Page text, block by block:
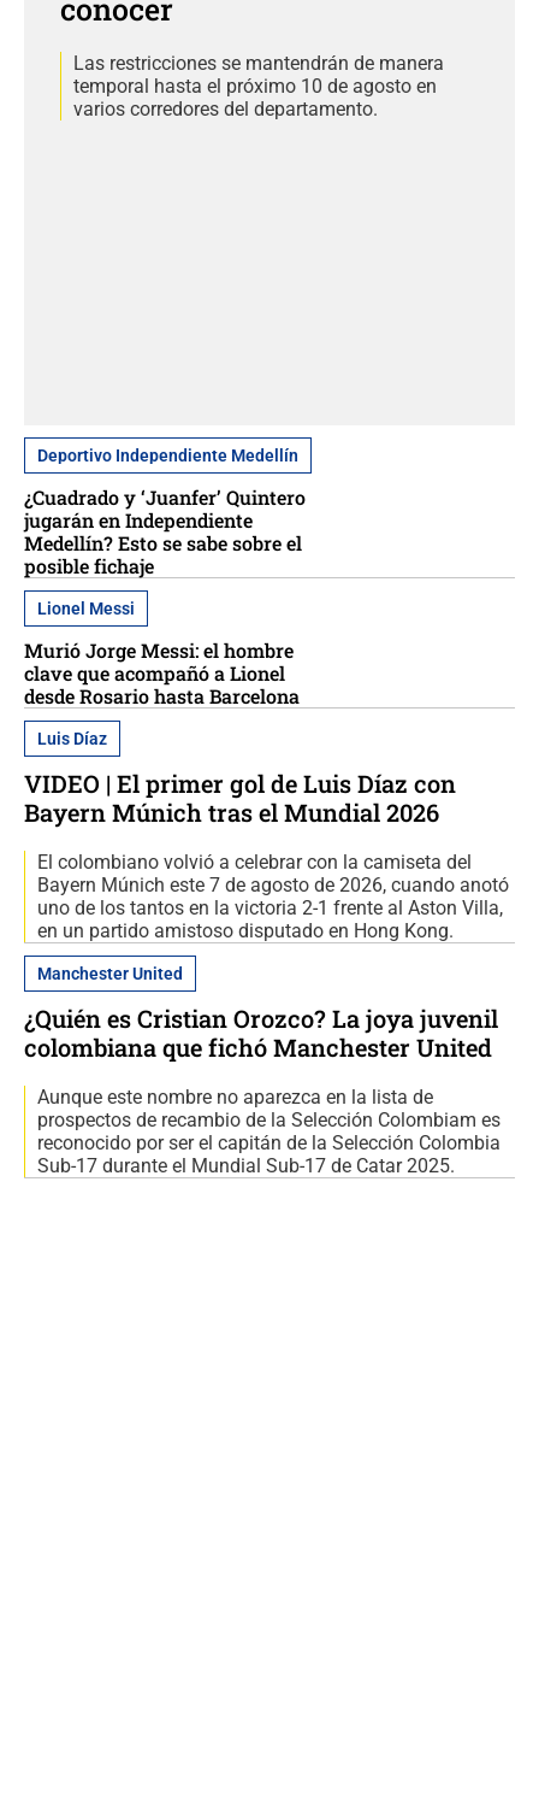
conocer
Las restricciones se mantendrán de manera
temporal hasta el próximo 10 de agosto en
varios corredores del departamento.
Deportivo Independiente Medellín
¿Cuadrado y ‘Juanfer’ Quintero
jugarán en Independiente
Medellín? Esto se sabe sobre el
posible fichaje
Lionel Messi
Murió Jorge Messi: el hombre
clave que acompañó a Lionel
desde Rosario hasta Barcelona
Luis Díaz
VIDEO | El primer gol de Luis Díaz con
Bayern Múnich tras el Mundial 2026
El colombiano volvió a celebrar con la camiseta del
Bayern Múnich este 7 de agosto de 2026, cuando anotó
uno de los tantos en la victoria 2-1 frente al Aston Villa,
en un partido amistoso disputado en Hong Kong.
Manchester United
¿Quién es Cristian Orozco? La joya juvenil
colombiana que fichó Manchester United
Aunque este nombre no aparezca en la lista de
prospectos de recambio de la Selección Colombiam es
reconocido por ser el capitán de la Selección Colombia
Sub-17 durante el Mundial Sub-17 de Catar 2025.